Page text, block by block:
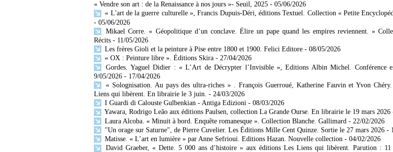
« Vendre son art : de la Renaissance à nos jours »- Seuil, 2025 - 05/06/2026
« L'art de la guerre culturelle », Francis Dupuis-Déri, éditions Textuel. Collection « Petite
- 05/06/2026
Mikael Corre. « Géopolitique d’un conclave. Élire un pape quand les empires reviennent. »
Récits - 11/05/2026
Les frères Gioli et la peinture à Pise entre 1800 et 1900. Felici Editore - 08/05/2026
« OX : Peinture libre ». Éditions Skira - 27/04/2026
Gordes. Yaguel Didier : « L’Art de Décrypter l’Invisible », Editions Albin Michel. Conférence
9/05/2026 - 17/04/2026
« Solognisation. Au pays des ultra-riches » . François Guerroué, Katherine Fauvin et Yvon
Liens qui libèrent. En librairie le 3 juin. - 24/03/2026
I Guardi di Calouste Gulbenkian - Antiga Edizioni - 08/03/2026
Yawara, Rodrigo Leão aux éditions Paulsen, collection La Grande Ourse. En librairie le 19 mars 2026
Laura Alcoba. « Minuit à bord. Enquête romanesque ». Collection Blanche. Gallimard - 22/02/2026
"Un orage sur Saturne", de Pierre Cuvelier. Les Éditions Mille Cent Quinze. Sortie le 27 mars 2026 -
Matisse. « L’art en lumière » par Anne Sefrioui. Editions Hazan. Nouvelle collection - 04/02/2026
David Graeber, « Dette. 5 000 ans d’histoire » aux éditions Les Liens qui libèrent. Parution : 11